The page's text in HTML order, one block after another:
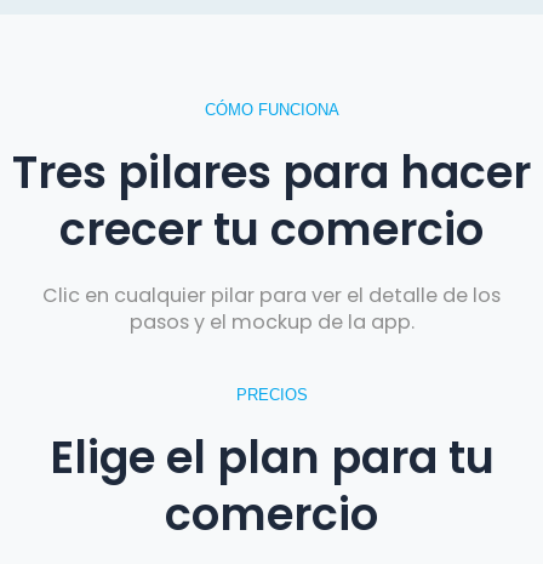
CÓMO FUNCIONA
Tres pilares para hacer
crecer tu comercio
Clic en cualquier pilar para ver el detalle de los
pasos y el mockup de la app.
PRECIOS
Elige el plan para tu
comercio